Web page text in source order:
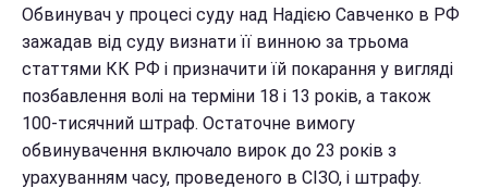
Обвинувач у процесі суду над Надією Савченко в РФ
зажадав від суду визнати її винною за трьома
статтями КК РФ і призначити їй покарання у вигляді
позбавлення волі на терміни 18 і 13 років, а також
100-тисячний штраф. Остаточне вимогу
обвинувачення включало вирок до 23 років з
урахуванням часу, проведеного в СІЗО, і штрафу.